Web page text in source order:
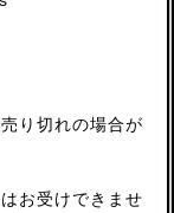
り切れの場合が
お受けできませ